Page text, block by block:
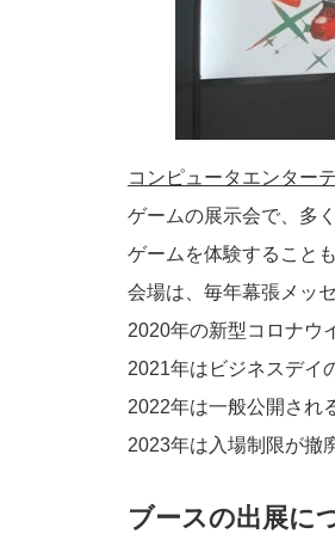
コンピュータエンター
ゲームの展示会で、多
ゲームを体験すること
会場は、毎年幕張メッ
2020年の新型コロナウ
2021年はビジネスデイ
2022年は一般公開され
2023年は入場制限が撤
ブースの出展に